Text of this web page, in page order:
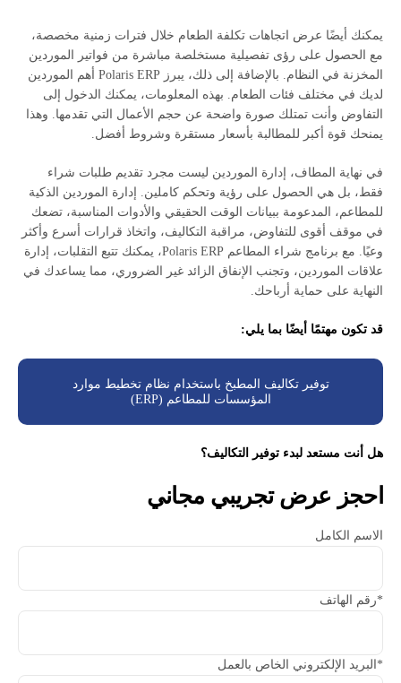
يمكنك أيضًا عرض اتجاهات تكلفة الطعام خلال فترات زمنية مخصصة،
مع الحصول على رؤى تفصيلية مستخلصة مباشرة من فواتير الموردين
المخزنة في النظام. بالإضافة إلى ذلك، يبرز Polaris ERP أهم الموردين
لديك في مختلف فئات الطعام. بهذه المعلومات، يمكنك الدخول إلى
التفاوض وأنت تمتلك صورة واضحة عن حجم الأعمال التي تقدمها. وهذا
يمنحك قوة أكبر للمطالبة بأسعار مستقرة وشروط أفضل.
في نهاية المطاف، إدارة الموردين ليست مجرد تقديم طلبات شراء
فقط، بل هي الحصول على رؤية وتحكم كاملين. إدارة الموردين الذكية
للمطاعم، المدعومة ببيانات الوقت الحقيقي والأدوات المناسبة، تضعك
في موقف أقوى للتفاوض، مراقبة التكاليف، واتخاذ قرارات أسرع وأكثر
وعيًا. مع برنامج شراء المطاعم Polaris ERP، يمكنك تتبع التقلبات، إدارة
علاقات الموردين، وتجنب الإنفاق الزائد غير الضروري، مما يساعدك في
النهاية على حماية أرباحك.
قد تكون مهتمًا أيضًا بما يلي:
توفير تكاليف المطبخ باستخدام نظام تخطيط موارد
المؤسسات للمطاعم (ERP)
هل أنت مستعد لبدء توفير التكاليف؟
احجز عرض تجريبي مجاني
الاسم الكامل
رقم الهاتف*
البريد الإلكتروني الخاص بالعمل*